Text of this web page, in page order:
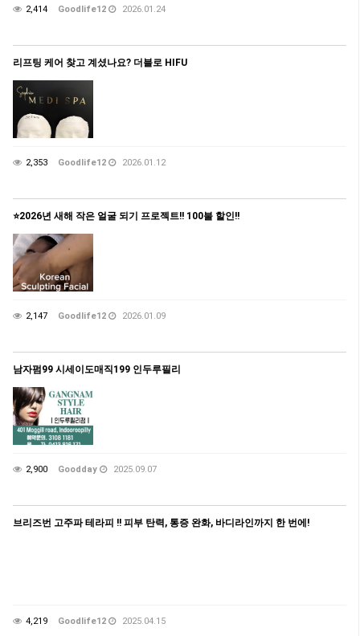
2,414 Goodlife12 2026.01.24
리프팅 케어 찾고 계셨나요? 더블로 HIFU
2,353 Goodlife12 2026.01.12
⭐️2026년 새해 작은 얼굴 되기 프로젝트!! 100불 할인!!
2,147 Goodlife12 2026.01.09
남자펌99 시세이도매직199 인두루필리
2,900 Goodday 2025.09.07
브리즈번 고주파 테라피 !! 피부 탄력, 통증 완화, 바디라인까지 한 번에!
4,219 Goodlife12 2025.04.15